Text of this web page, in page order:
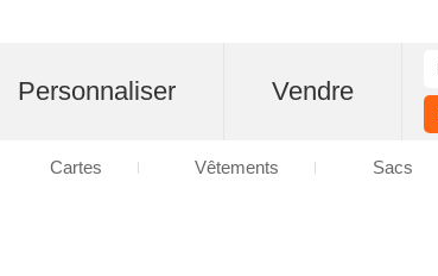
Personnaliser Vendre
Cartes Vêtements Sacs